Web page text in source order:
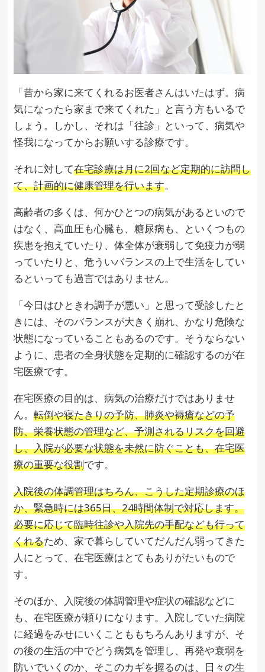
「昔から家に来てくれるお医者さんはいたはず。病
気になったら家まで来てくれた」と言う方もいるで
しょう。しかし、それは「往診」といって、病気や
怪我になってからお願いする診療です。
それに対して在宅診療は月に2回など定期的に訪問し
て、計画的に健康管理を行います。
高齢者の多くは、何かひとつの病気があるといので
はなく、高血圧も心臓も、糖尿病も、といくつもの
疾患を抱えていたり、体全体が衰弱して免疫力が弱
っていたりと、危ういバランスの上で生活をしてい
るといっても過言ではありません。
「今日はひときわ調子が悪い」と思って受診したと
きには、そのバランスが大きく崩れ、かなり危険な
状態になっていることもあるのです。そうならない
ように、患者の全身状態を定期的に確認するのが在
宅医療です。
在宅医療の目的は、病気の治療だけではありませ
ん。転倒や寝たきりの予防、肺炎や褥瘡などの予
防、栄養状態の管理など、予測されるリスクを回避
し、入院が必要な状態を未然に防ぐことも、在宅医
療の重要な役割です。
入院後の体調管理はちろん、こうした定期診療のほ
か、緊急時には365日、24時間体制で対応します。
必要に応じて臨時往診や入院先の手配なども行って
くれるため、家で暮らしていてだんだん弱ってきた
人にとって、在宅医療はとてもありがたいもので
す。
そのほか、入院後の体調管理や症状の確認などに
も、在宅医療が頼りになります。入院していた病院
に経過をみせにいくことももちろんありますが、そ
の後の生活の中でどう病気を管理し、再発や衰弱を
防いでいくのか、そこのカギを握るのは、日々の生